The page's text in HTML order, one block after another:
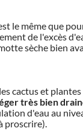
le même que
de l'excès
sèche bien
cactus et plantes
très bien
d'eau au
proscrire).